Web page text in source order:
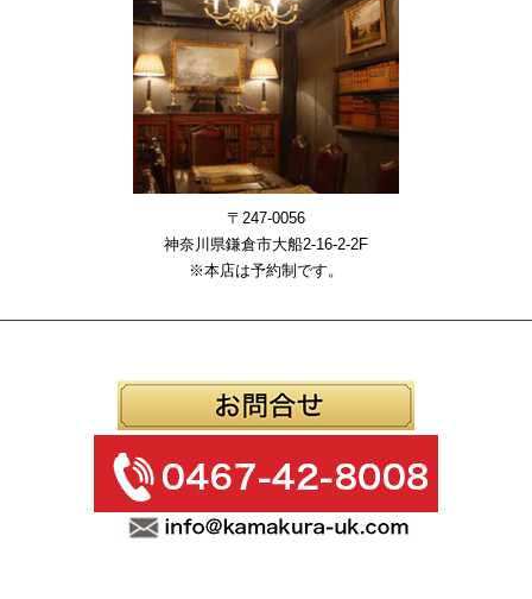
〒247-0056
神奈川県鎌倉市大船2-16-2-2F
※本店は予約制です。